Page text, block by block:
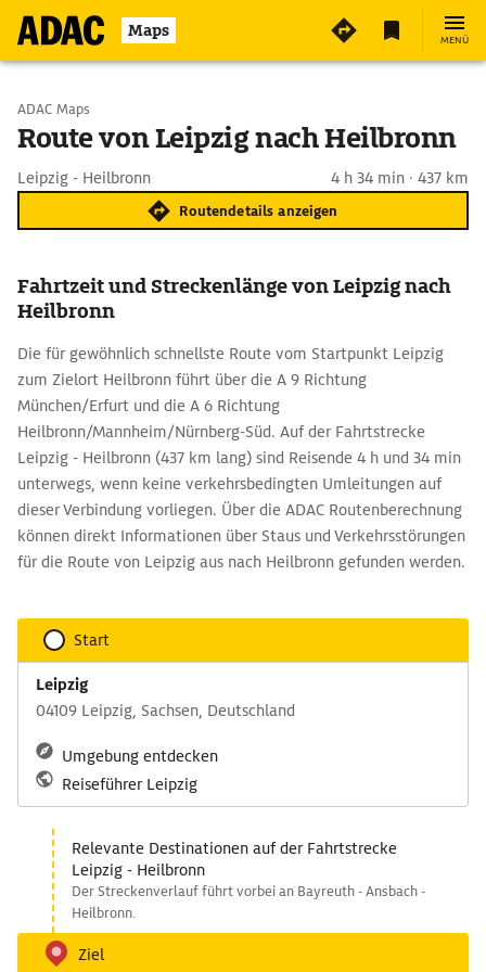
Maps MENÜ
Start wählen
ADAC Maps
Route von Leipzig nach Heilbronn
Leipzig - Heilbronn 4 h 34 min · 437 km
Routendetails anzeigen
Fahrtzeit und Streckenlänge von Leipzig nach
Heilbronn
Die für gewöhnlich schnellste Route vom Startpunkt Leipzig
zum Zielort Heilbronn führt über die A 9 Richtung
München/Erfurt und die A 6 Richtung
Heilbronn/Mannheim/Nürnberg-Süd. Auf der Fahrtstrecke
Leipzig - Heilbronn (437 km lang) sind Reisende 4 h und 34 min
unterwegs, wenn keine verkehrsbedingten Umleitungen auf
dieser Verbindung vorliegen. Über die ADAC Routenberechnung
können direkt Informationen über Staus und Verkehrsstörungen
für die Route von Leipzig aus nach Heilbronn gefunden werden.
Start
Leipzig
04109 Leipzig, Sachsen, Deutschland
Umgebung entdecken
Reiseführer Leipzig
Relevante Destinationen auf der Fahrtstrecke
Leipzig - Heilbronn
Der Streckenverlauf führt vorbei an Bayreuth - Ansbach -
Heilbronn.
Ziel